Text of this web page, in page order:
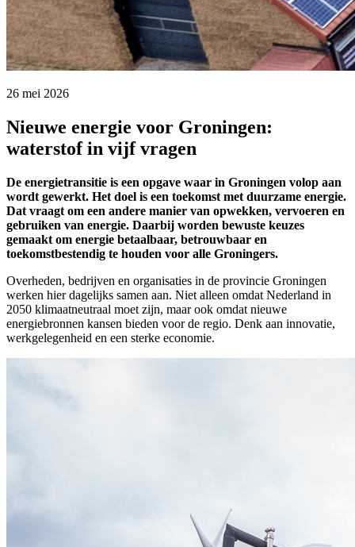
26 mei 2026
Nieuwe energie voor Groningen:
waterstof in vijf vragen
De energietransitie is een opgave waar in Groningen volop aan
wordt gewerkt. Het doel is een toekomst met duurzame energie.
Dat vraagt om een andere manier van opwekken, vervoeren en
gebruiken van energie. Daarbij worden bewuste keuzes
gemaakt om energie betaalbaar, betrouwbaar en
toekomstbestendig te houden voor alle Groningers.
Overheden, bedrijven en organisaties in de provincie Groningen
werken hier dagelijks samen aan. Niet alleen omdat Nederland in
2050 klimaatneutraal moet zijn, maar ook omdat nieuwe
energiebronnen kansen bieden voor de regio. Denk aan innovatie,
werkgelegenheid en een sterke economie.